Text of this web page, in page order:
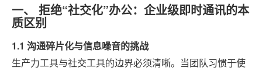
一、 拒绝“社交化”办公：企业级即时通讯的本
质区别
1.1 沟通碎片化与信息噪音的挑战
生产力工具与社交工具的边界必须清晰。当团队习惯于使